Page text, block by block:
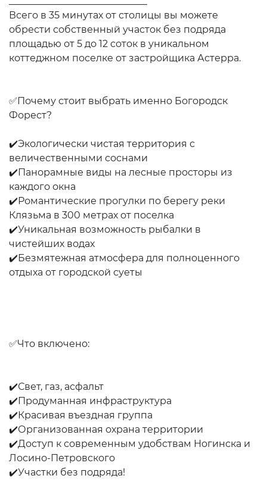
Всего в 35 минутах от столицы вы можете
обрести собственный участок без подряда
площадью от 5 до 12 соток в уникальном
коттеджном поселке от застройщика Астерра.
✅Почему стоит выбрать именно Богородск
Форест?
✔️Экологически чистая территория с
величественными соснами
✔️Панорамные виды на лесные просторы из
каждого окна
✔️Романтические прогулки по берегу реки
Клязьма в 300 метрах от поселка
✔️Уникальная возможность рыбалки в
чистейших водах
✔️Безмятежная атмосфера для полноценного
отдыха от городской суеты
✅Что включено:
✔️Свет, газ, асфальт
✔️Продуманная инфраструктура
✔️Красивая въездная группа
✔️Организованная охрана территории
✔️Доступ к современным удобствам Ногинска и
Лосино-Петровского
✔️Участки без подряда!